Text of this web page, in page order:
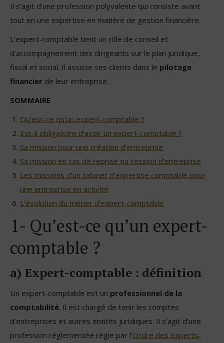
Il s’agit d’une profession polyvalente qui consiste avant
tout en une expertise en matière de gestion financière.
L’expert-comptable tient un rôle de conseil et
d’accompagnement des dirigeants sur le plan juridique,
fiscal et social. Il assiste ses clients dans le pilotage
financier de leur entreprise.
SOMMAIRE
Qu’est-ce qu’un expert-comptable ?
Est-il obligatoire d’avoir un expert-comptable ?
Sa mission pour une création d’entreprise
Sa mission en cas de reprise ou cession d’entreprise
Les missions d’un cabinet d’expertise comptable pour
une entreprise en activité
L’évolution du métier d’expert-comptable
1- Qu’est-ce qu’un expert-
comptable ?
a) Expert-comptable : définition
Un expert-comptable est un professionnel de la
comptabilité. Il est chargé de tenir les comptes
d’entreprises et autres entités juridiques. Il s’agit d’une
profession réglementée régie par l’Ordre des Experts-